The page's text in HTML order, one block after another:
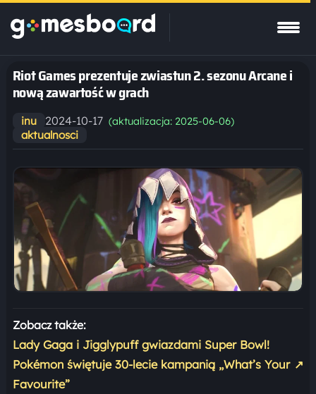
Riot Games prezentuje zwiastun 2. sezonu Arcane i
nową zawartość w grach
inu 2024-10-17 (aktualizacja: 2025-06-06)
aktualnosci
Zobacz także:
Lady Gaga i Jigglypuff gwiazdami Super Bowl!
Pokémon świętuje 30-lecie kampanią „What’s Your
Favourite”
↗